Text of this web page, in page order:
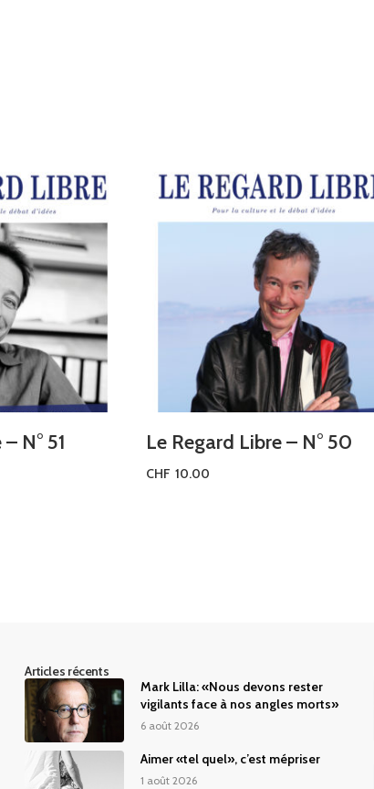
N° 51 Le Regard Libre – N° 50
CHF 10.00
Articles récents
Mark Lilla: «Nous devons rester
vigilants face à nos angles morts»
6 août 2026
Aimer «tel quel», c’est mépriser
1 août 2026